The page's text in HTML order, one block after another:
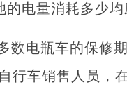
电量消耗多少均
数电瓶车的保修
行车销售人员，